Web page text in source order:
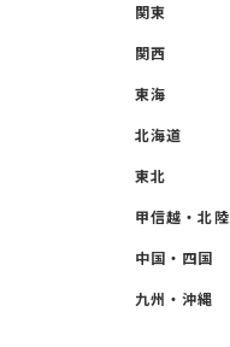
関東
関西
東海
北海道
東北
甲信越・北陸
中国・四国
九州・沖縄